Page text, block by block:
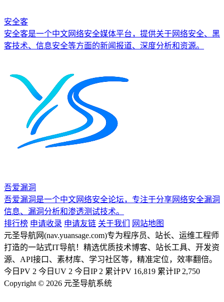
安全客
安全客是一个中文网络安全媒体平台，提供关于网络安全、黑
客技术、信息安全等方面的新闻报道、深度分析和资源。
吾爱漏洞
吾爱漏洞是一个中文网络安全论坛，专注于分享网络安全漏洞
信息、漏洞分析和渗透测试技术。
排行榜 申请收录 申请友链 关于我们
网站地图
元圣导航网(nav.yuansage.com)专为程序员、站长、运维工程师
打造的一站式IT导航！精选优质技术博客、站长工具、开发资
源、API接口、素材库、学习社区等，精准定位，效率翻倍。
今日PV 2 今日UV 2 今日IP 2 累计PV 16,819 累计IP 2,750
Copyright © 2026 元圣导航系统